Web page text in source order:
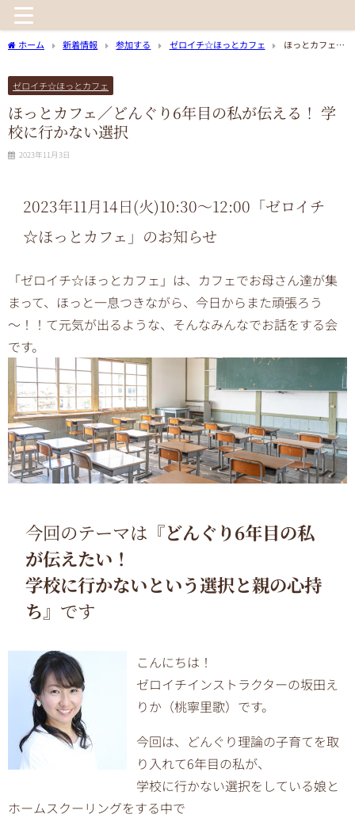
ホーム 新着情報 参加する ゼロイチ☆ほっとカフェ
ほっとカフェ／
ゼロイチ☆ほっとカフェ
ほっとカフェ／どんぐり6年目の私が伝える！ 学
校に行かない選択
2023年11月3日
2023年11 月14日(火)10:30〜12:00 「ゼロイチ
☆ほっとカフェ」のお知らせ
「ゼロイチ☆ほっとカフェ」は、カフェでお母さん達が集
まって、ほっと一息つきながら、今日からまた頑張ろう
～！！て元気が出るような、そんなみんなでお話をする会
です。
今回のテーマは 『どんぐり6年目の私
が伝えたい！
学校に行かないという選択と親の心持
ち』です
こんにちは！
ゼロイチインストラクターの坂田え
りか（桃寧里歌）です。
今回は、どんぐり理論の子育てを取
り入れて6年目の私が、
学校に行かない選択をしている娘と
ホームスクーリングをする中で